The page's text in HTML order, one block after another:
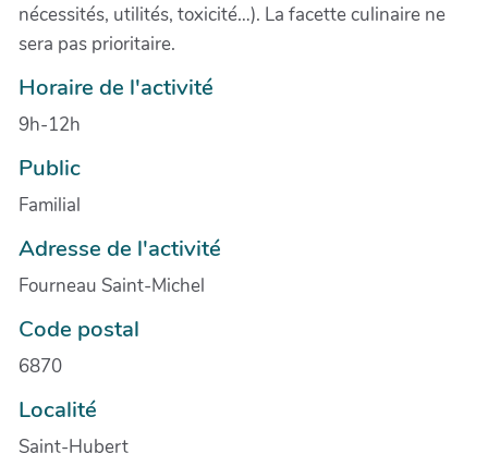
nécessités, utilités, toxicité…). La facette culinaire ne
sera pas prioritaire.
Horaire de l'activité
9h-12h
Public
Familial
Adresse de l'activité
Fourneau Saint-Michel
Code postal
6870
Localité
Saint-Hubert